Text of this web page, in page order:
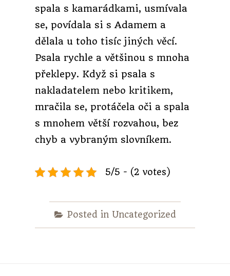
spala s kamarádkami, usmívala
se, povídala si s Adamem a
dělala u toho tisíc jiných věcí.
Psala rychle a většinou s mnoha
překlepy. Když si psala s
nakladatelem nebo kritikem,
mračila se, protáčela oči a spala
s mnohem větší rozvahou, bez
chyb a vybraným slovníkem.
5/5 - (2 votes)
Posted in Uncategorized